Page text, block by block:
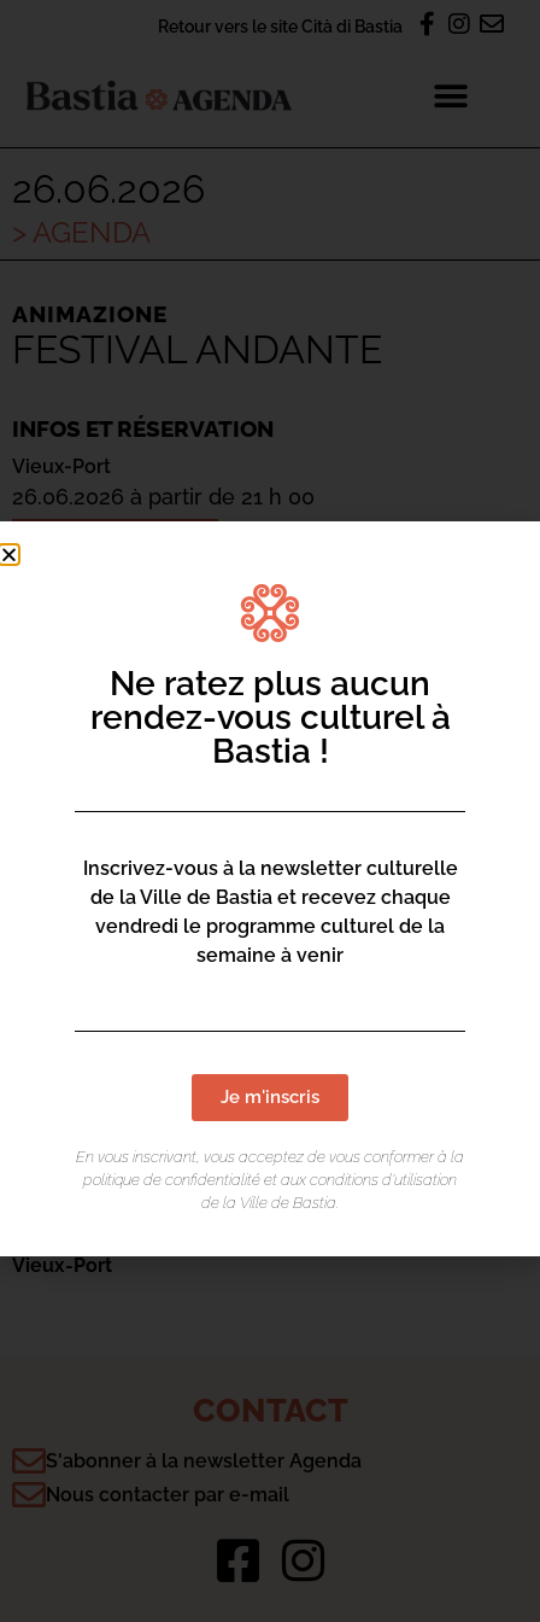
Retour vers le site Cità di Bastia
26.06.2026
> AGENDA
ANIMAZIONE
FESTIVAL ANDANTE
INFOS ET RÉSERVATION
Vieux-Port
26.06.2026 à partir de 21 h 00
Spectacles de danse / danse aérienne
Academie de danse Viviani
LIEU DE L'ÉVÉNEMENT
Vieux-Port
CONTACT
S'abonner à la newsletter Agenda
Nous contacter par e-mail
Ne ratez plus aucun
rendez-vous culturel à
Bastia !
Inscrivez-vous à la newsletter culturelle
de la Ville de Bastia et recevez chaque
vendredi le programme culturel de la
semaine à venir
Je m'inscris
En vous inscrivant, vous acceptez de vous conformer à la
politique de confidentialité et aux conditions d’utilisation
de la Ville de Bastia.